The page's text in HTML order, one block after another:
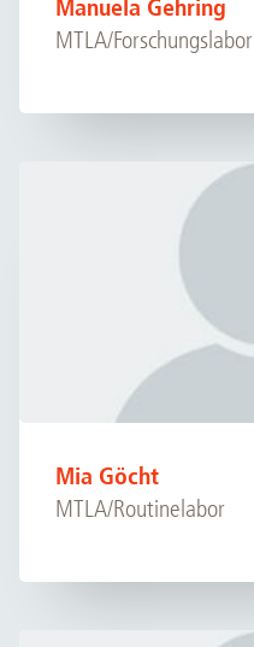
Manuela Gehring
MTLA/Forschungslabor
Mia Göcht
MTLA/Routinelabor